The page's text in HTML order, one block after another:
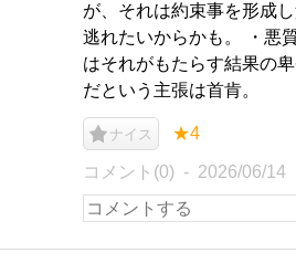
が、それは約束事を形成
逃れたいからかも。 ・悪
はそれがもたらす結果の
だという主張は首肯。
ナイス ★4
コメント(0) 2026/06/14